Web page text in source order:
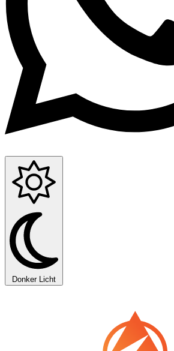
Donker Licht